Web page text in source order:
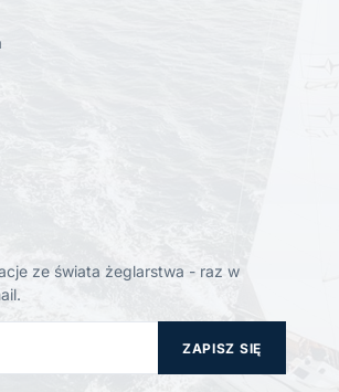
ze świata żeglarstwa - raz w
ZAPISZ SIĘ